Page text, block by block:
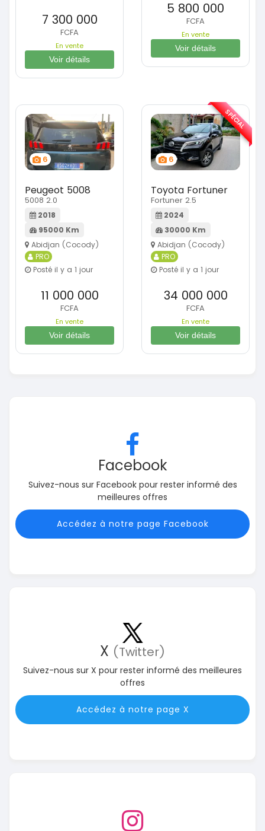
7 300 000
FCFA
En vente
Voir détails
5 800 000
FCFA
En vente
Voir détails
6
Peugeot 5008
5008 2.0
2018
95000 Km
Abidjan (Cocody)
PRO
Posté il y a 1 jour
11 000 000
FCFA
En vente
Voir détails
6
Toyota Fortuner
Fortuner 2.5
2024
30000 Km
Abidjan (Cocody)
PRO
Posté il y a 1 jour
34 000 000
FCFA
En vente
Voir détails
SPÉCIAL
Facebook
Suivez-nous sur Facebook pour rester informé des
meilleures offres
Accédez à notre page Facebook
X (Twitter)
Suivez-nous sur X pour rester informé des meilleures
offres
Accédez à notre page X